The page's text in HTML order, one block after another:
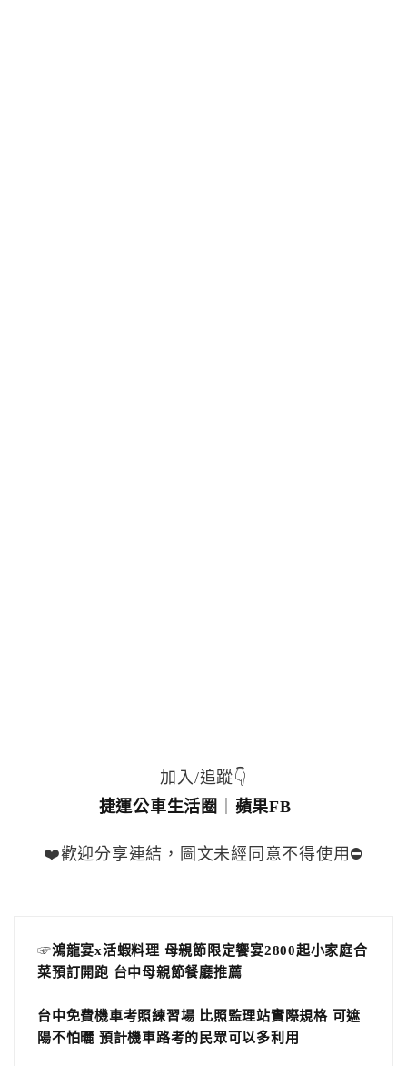
加入/追蹤👇
捷運公車生活圈
蘋果FB
❤️歡迎分享連結，圖文未經同意不得使用⛔️
☞鴻龍宴x活蝦料理 母親節限定饗宴2800起小家庭合
菜預訂開跑 台中母親節餐廳推薦
台中免費機車考照練習場 比照監理站實際規格 可遮
陽不怕曬 預計機車路考的民眾可以多利用